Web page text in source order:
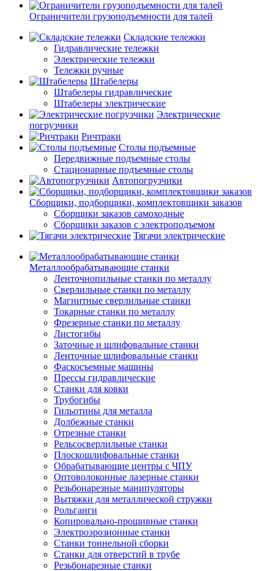
Ограничители грузоподъемности для талей
Складские тележки
Гидравлические тележки
Электрические тележки
Тележки ручные
Штабелеры
Штабелеры гидравлические
Штабелеры электрические
Электрические
погрузчики
Ричтраки
Столы подъемные
Передвижные подъемные столы
Стационарные подъемные столы
Автопогрузчики
Сборщики, подборщики, комплектовщики заказов
Сборщики заказов самоходные
Сборщики заказов с электроподъемом
Тягачи электрические
Металлообрабатывающие станки
Ленточнопильные станки по металлу
Сверлильные станки по металлу
Магнитные сверлильные станки
Токарные станки по металлу
Фрезерные станки по металлу
Листогибы
Заточные и шлифовальные станки
Ленточные шлифовальные станки
Фаскосъемные машины
Прессы гидравлические
Станки для ковки
Трубогибы
Гильотины для металла
Долбежные станки
Отрезные станки
Рельсосверлильные станки
Плоскошлифовальные станки
Обрабатывающие центры с ЧПУ
Оптоволоконные лазерные станки
Резьбонарезные манипуляторы
Вытяжки для металлической стружки
Рольганги
Копировально-прошивные станки
Электроэрозионные станки
Станки тоннельной сборки
Станки для отверстий в трубе
Резьбонарезные станки